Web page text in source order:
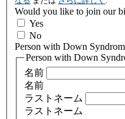
Would you like to join our
Yes
No
Person with Down
Person with Down
名前
名前
ラストネーム
ラストネーム